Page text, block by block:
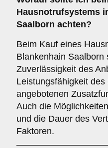
Hausnotrufsystems
Saalborn achten?
Beim Kauf eines
Blankenhain Saalborn
Zuverlässigkeit des
Leistungsfähigkeit
angebotenen
Auch die
und die Dauer des
Faktoren.